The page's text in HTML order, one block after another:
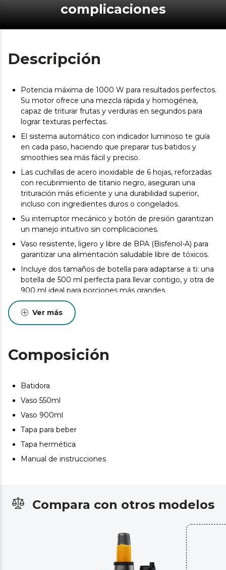
complicaciones
Descripción
Potencia máxima de 1000 W para resultados perfectos.
Su motor ofrece una mezcla rápida y homogénea,
capaz de triturar frutas y verduras en segundos para
lograr texturas perfectas.
El sistema automático con indicador luminoso te guía
en cada paso, haciendo que preparar tus batidos y
smoothies sea más fácil y preciso.
Las cuchillas de acero inoxidable de 6 hojas, reforzadas
con recubrimiento de titanio negro, aseguran una
trituración más eficiente y una durabilidad superior,
incluso con ingredientes duros o congelados.
Su interruptor mecánico y botón de presión garantizan
un manejo intuitivo sin complicaciones.
Vaso resistente, ligero y libre de BPA (Bisfenol-A) para
garantizar una alimentación saludable libre de tóxicos.
Incluye dos tamaños de botella para adaptarse a ti: una
botella de 500 ml perfecta para llevar contigo, y otra de
900 ml ideal para porciones más grandes.
Tapas para cada ocasión. Disfruta de una tapa para
beber directamente y otra hermética para conservar tus
preparaciones frescas y listas cuando las necesites.
buscan preparar smoothies, batidos y bebidas naturales
con comodidad y estilo.
Ver más
Composición
Batidora
Vaso 550ml
Vaso 900ml
Tapa para beber
Tapa hermética
Manual de instrucciones
Compara con otros modelos